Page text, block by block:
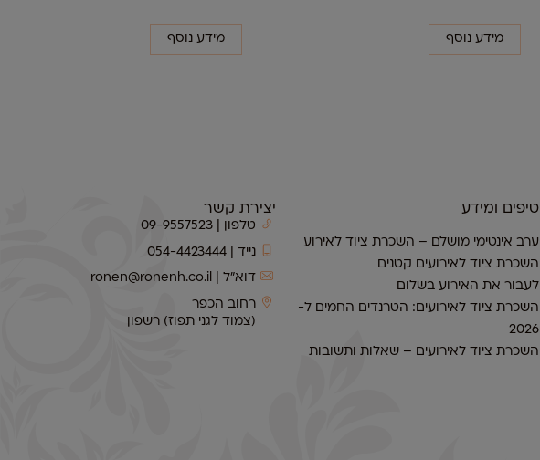
מידע נוסף מידע נוסף
טיפים ומידע
ערב אינטימי מושלם – השכרת ציוד לאירוע
השכרת ציוד לאירועים קטנים
לעבור את האירוע בשלום
השכרת ציוד לאירועים: הטרנדים החמים ל-
2026
השכרת ציוד לאירועים – שאלות ותשובות
יצירת קשר
טלפון | 09-9557523
נייד | 054-4423444
דוא״ל | ronen@ronenh.co.il
רחוב הכפר
(צמוד לגני תפוז) רשפון